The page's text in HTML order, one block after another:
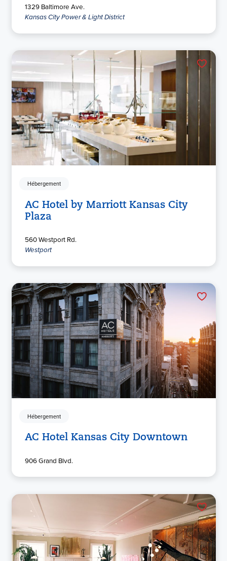
1329 Baltimore Ave.
Kansas City Power & Light District
Hébergement
AC Hotel by Marriott Kansas City
Plaza
560 Westport Rd.
Westport
Hébergement
AC Hotel Kansas City Downtown
906 Grand Blvd.